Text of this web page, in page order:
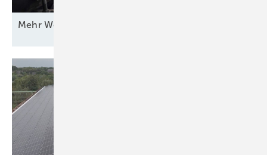
Mehr Wert für